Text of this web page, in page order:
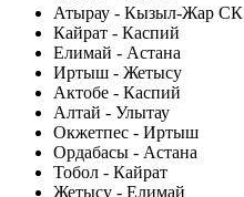
Атырау - Кызыл-Жар СК
Кайрат - Каспий
Елимай - Астана
Иртыш - Жетысу
Актобе - Каспий
Алтай - Улытау
Окжетпес - Иртыш
Ордабасы - Астана
Тобол - Кайрат
Жетысу - Елимай